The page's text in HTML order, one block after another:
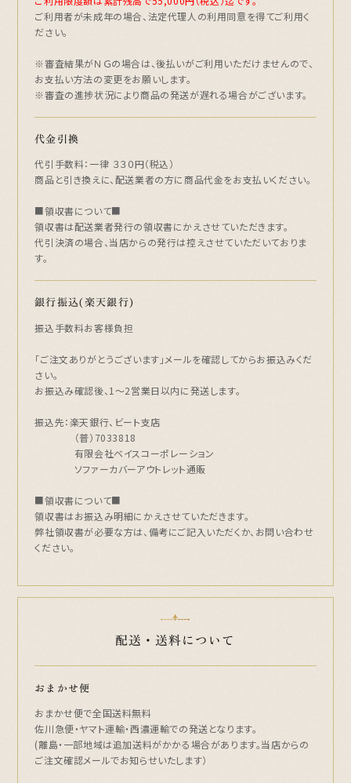
ご利用者が未成年の場合、法定代理人の利用同意を得てご利用く
ださい。
※審査結果がＮＧの場合は、後払いがご利用いただけませんので、
お支払い方法の変更をお願いします。
※審査の進捗状況により商品の発送が遅れる場合がございます。
代金引換
代引手数料：一律 ３３０円（税込）
商品と引き換えに、配送業者の方に商品代金をお支払いください。
■領収書について■
領収書は配送業者発行の領収書にかえさせていただきます。
代引決済の場合、当店からの発行は控えさせていただいておりま
す。
銀行振込(楽天銀行)
振込手数料お客様負担
「ご注文ありがとうございます」メールを確認してからお振込みくだ
さい。
お振込み確認後、1～2営業日以内に発送します。
振込先：楽天銀行、ビート支店
（普）7033818
有限会社ベイスコーポレーション
ソファーカバーアウトレット通販
■領収書について■
領収書はお振込み明細にかえさせていただきます。
弊社領収書が必要な方は、備考にご記入いただくか、お問い合わせ
ください。
配送・送料について
おまかせ便
おまかせ便で全国送料無料
佐川急便・ヤマト運輸・西濃運輸での発送となります。
(離島・一部地域は追加送料がかかる場合があります。当店からの
ご注文確認メールでお知らせいたします）